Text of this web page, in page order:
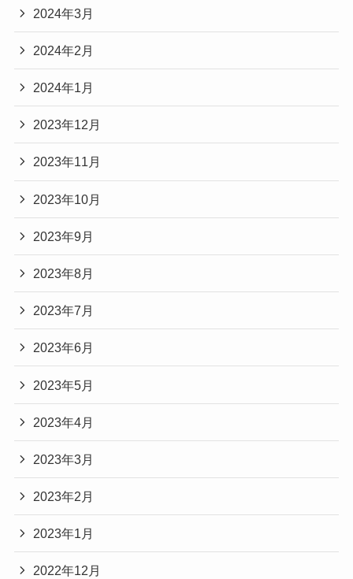
2024年3月
2024年2月
2024年1月
2023年12月
2023年11月
2023年10月
2023年9月
2023年8月
2023年7月
2023年6月
2023年5月
2023年4月
2023年3月
2023年2月
2023年1月
2022年12月